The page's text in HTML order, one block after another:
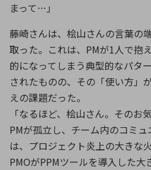
まって… 」
藤崎さんは、桧山さんの言葉の
取った。これは、 PMが1人で抱
的になってしまう典型的なパター
されたものの、その「使い方」
えの課題だった。
「なるほど、桧山さん。そのお
PMが孤立し、チーム内のコミ
は、プロジェクト炎上の大きな
PMOがPPMツールを導入した大